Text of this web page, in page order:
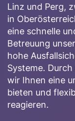
Linz und Perg,
in
eine schnelle
Betreuung
hohe
Systeme.
wir Ihnen eine
bieten und
reagieren.